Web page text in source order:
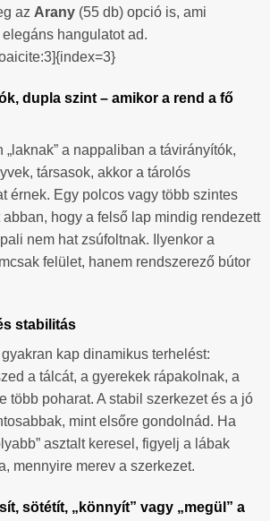
az Arany (55 db) opció is, ami
hangulatot ad.
dupla szint – amikor a rend a fő
a nappaliban a távirányítók,
társasok, akkor a tárolós
érnek. Egy polcos vagy több szintes
abban, hogy a felső lap mindig rendezett
nem hat zsúfoltnak. Ilyenkor a
felület, hanem rendszerező bútor
stabilitás
gyakran kap dinamikus terhelést:
a tálcát, a gyerekek rápakolnak, a
több poharat. A stabil szerkezet és a jó
mint elsőre gondolnád. Ha
asztalt keresel, figyelj a lábak
mennyire merev a szerkezet.
sötétít, „könnyít” vagy „megül” a